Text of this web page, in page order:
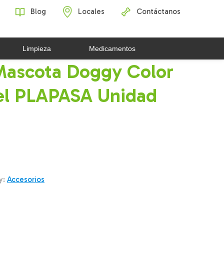
Blog Locales Contáctanos
Limpieza Medicamentos
Doggy Color
PLAPASA Unidad
Accesorios